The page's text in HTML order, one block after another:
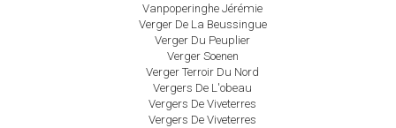
Vanpoperinghe Jérémie
Verger De La Beussingue
Verger Du Peuplier
Verger Soenen
Verger Terroir Du Nord
Vergers De L'obeau
Vergers De Viveterres
Vergers De Viveterres